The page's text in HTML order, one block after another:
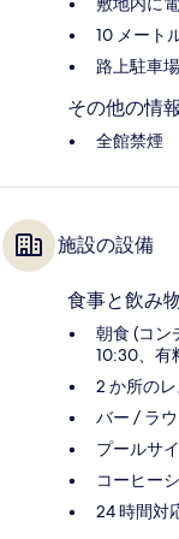
10 メート
路上駐車
その他の情報
全館禁煙
施設の設備
食事と飲み
朝食 (コン
10:30、有
2 か所の
バー / ラ
プールサ
コーヒー
24 時間対